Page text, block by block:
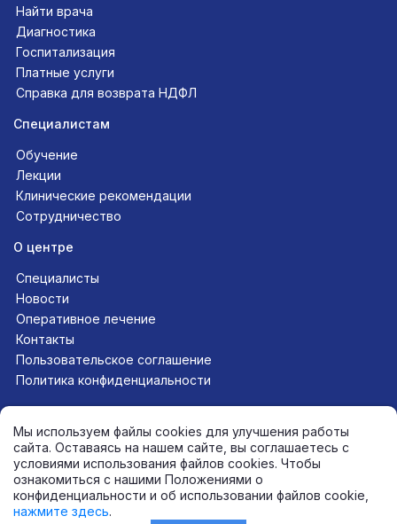
Найти врача
Диагностика
Госпитализация
Платные услуги
Справка для возврата НДФЛ
Специалистам
Обучение
Лекции
Клинические рекомендации
Сотрудничество
О центре
Специалисты
Новости
Оперативное лечение
Контакты
Пользовательское соглашение
Политика конфиденциальности
Следите за нами в соцсетях
+7 (812) 565-11-12
mail@endoinfo.ru
Мы используем файлы cookies для улучшения работы
сайта. Оставаясь на нашем сайте, вы соглашаетесь с
условиями использования файлов cookies. Чтобы
ознакомиться с нашими Положениями о
конфиденциальности и об использовании файлов cookie,
нажмите здесь.